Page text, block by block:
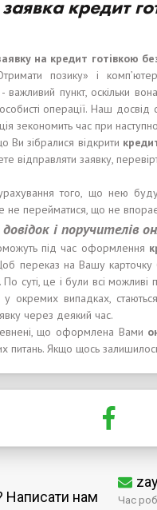
кредит
уна кредит готівкою
позику» і
важливий пункт, оскільки
операції. Наш
зекономить час при
зібралися відкрити
відправляти заявку,
того, що нею
перейматися, що не
і поручителів
під час оформлення
переказ на Вашу
суті, це і були всі
окремих випадках,
через деякий час.
що оформлена Вами
питань. Якщо щось
Написати нам
Час